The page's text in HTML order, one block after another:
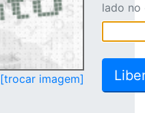
[trocar imagem]
lado no